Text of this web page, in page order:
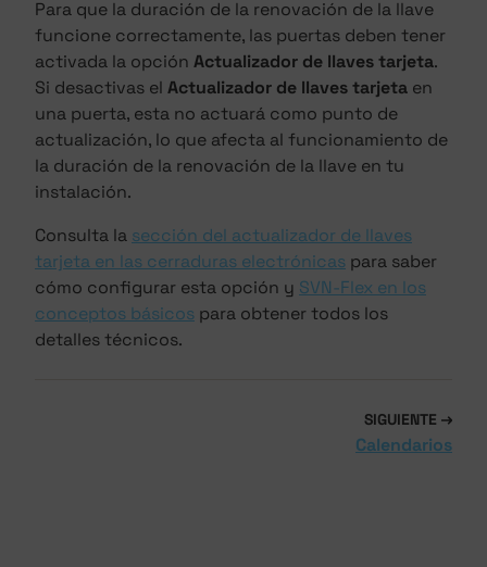
Para que la duración de la renovación de la llave
funcione correctamente, las puertas deben tener
activada la opción Actualizador de llaves tarjeta.
Si desactivas el Actualizador de llaves tarjeta en
una puerta, esta no actuará como punto de
actualización, lo que afecta al funcionamiento de
la duración de la renovación de la llave en tu
instalación.
Consulta la sección del actualizador de llaves
tarjeta en las cerraduras electrónicas para saber
cómo configurar esta opción y SVN-Flex en los
conceptos básicos para obtener todos los
detalles técnicos.
SIGUIENTE
Calendarios